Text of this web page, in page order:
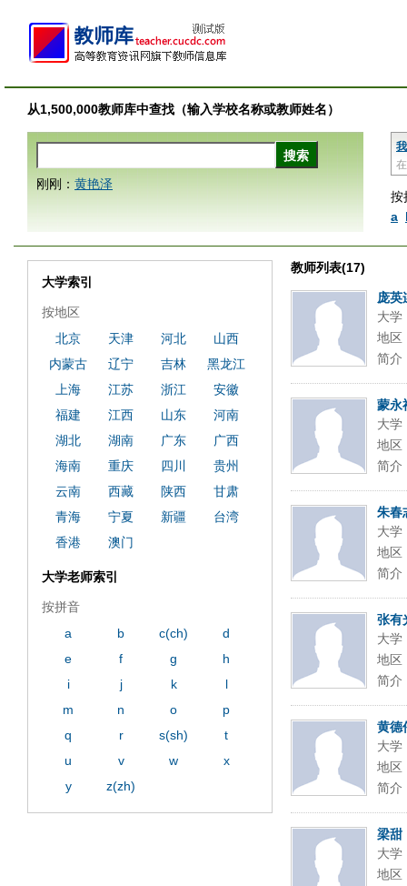
从1,500,000教师库中查找（输入学校名称或教师姓名）
按
a
刚刚： 黄艳泽
教师列表(17)
庞英
大学
地区
简介
蒙永
大学
地区
简介
朱春
大学
地区
简介
张有
大学
地区
简介
黄德
大学
地区
简介
梁甜
大学
地区
大学索引
按地区
北京
天津 河北
山西
内蒙古
辽宁 吉林
黑龙江
上海
江苏 浙江
安徽
福建
江西 山东
河南
湖北
湖南 广东
广西
海南
重庆 四川
贵州
云南
西藏 陕西
甘肃
青海
宁夏 新疆
台湾
香港
澳门
大学老师索引
按拼音
a
b c(ch)
d
e
f g
h
i
j k
l
m
n o
p
q
r s(sh)
t
u
v w
x
y
z(zh)